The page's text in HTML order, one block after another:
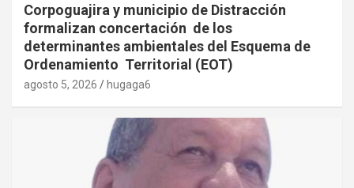
Corpoguajira y municipio de Distracción
formalizan concertación de los
determinantes ambientales del Esquema de
Ordenamiento Territorial (EOT)
agosto 5, 2026 hugaga6